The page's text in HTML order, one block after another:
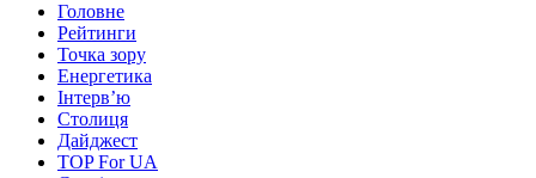
Головне
Рейтинги
Точка зору
Енергетика
Інтерв’ю
Столиця
Дайджест
TOP For UA